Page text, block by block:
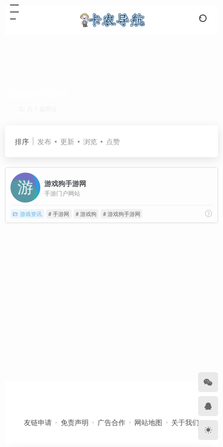
排序 发布 更新 浏览 点赞
游戏狗手游网
手游门户网站
游戏资讯 # 手游网 # 游戏狗 # 游戏狗手游网
友链申请 免责声明 广告合作 网站地图 关于我们